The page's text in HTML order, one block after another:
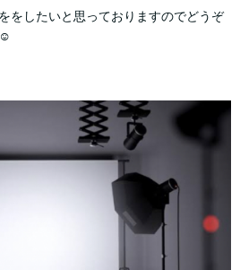
をしたいと思っておりますのでどうぞ